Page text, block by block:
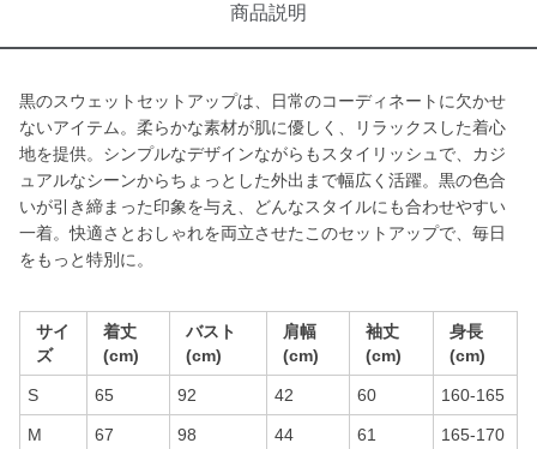
商品説明
黒のスウェットセットアップは、日常のコーディネートに欠かせ
ないアイテム。柔らかな素材が肌に優しく、リラックスした着心
地を提供。シンプルなデザインながらもスタイリッシュで、カジ
ュアルなシーンからちょっとした外出まで幅広く活躍。黒の色合
いが引き締まった印象を与え、どんなスタイルにも合わせやすい
一着。快適さとおしゃれを両立させたこのセットアップで、毎日
をもっと特別に。
サイ
ズ
着丈
(cm)
バスト
(cm)
肩幅
(cm)
袖丈
(cm)
身長
(cm)
S 65 92 42 60 160-165
M 67 98 44 61 165-170